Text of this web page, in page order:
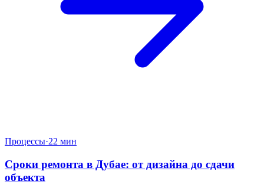
Процессы·22 мин
Сроки ремонта в Дубае: от дизайна до сдачи
объекта